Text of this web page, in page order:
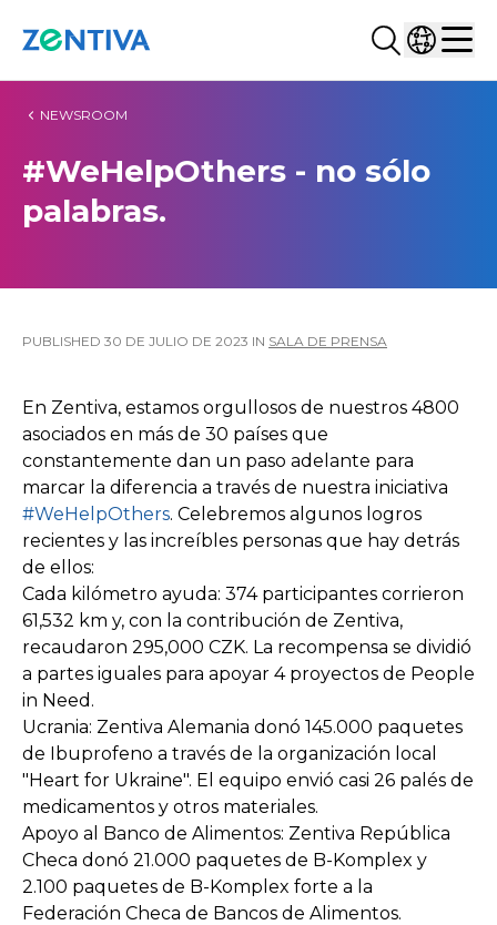
Buscar...
NEWSROOM
#WeHelpOthers - no sólo
palabras.
PUBLISHED 30 DE JULIO DE 2023 IN SALA DE PRENSA
En Zentiva, estamos orgullosos de nuestros 4800
asociados en más de 30 países que
constantemente dan un paso adelante para
marcar la diferencia a través de nuestra iniciativa
#WeHelpOthers. Celebremos algunos logros
recientes y las increíbles personas que hay detrás
de ellos:
Cada kilómetro ayuda: 374 participantes corrieron
61,532 km y, con la contribución de Zentiva,
recaudaron 295,000 CZK. La recompensa se dividió
a partes iguales para apoyar 4 proyectos de People
in Need.
Ucrania: Zentiva Alemania donó 145.000 paquetes
de Ibuprofeno a través de la organización local
"Heart for Ukraine". El equipo envió casi 26 palés de
medicamentos y otros materiales.
Apoyo al Banco de Alimentos: Zentiva República
Checa donó 21.000 paquetes de B-Komplex y
2.100 paquetes de B-Komplex forte a la
Federación Checa de Bancos de Alimentos.